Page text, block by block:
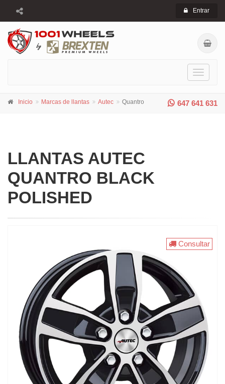
Entrar
Toggle
647 641 631
Inicio Marcas de llantas Autec Quantro
LLANTAS AUTEC
QUANTRO BLACK
POLISHED
Consultar